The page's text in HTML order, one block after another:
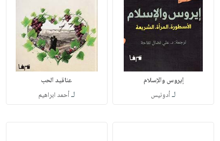
إيروس والإسلام
لـأدونيس
عناقيد الحب
لـأحمد ابراهيم